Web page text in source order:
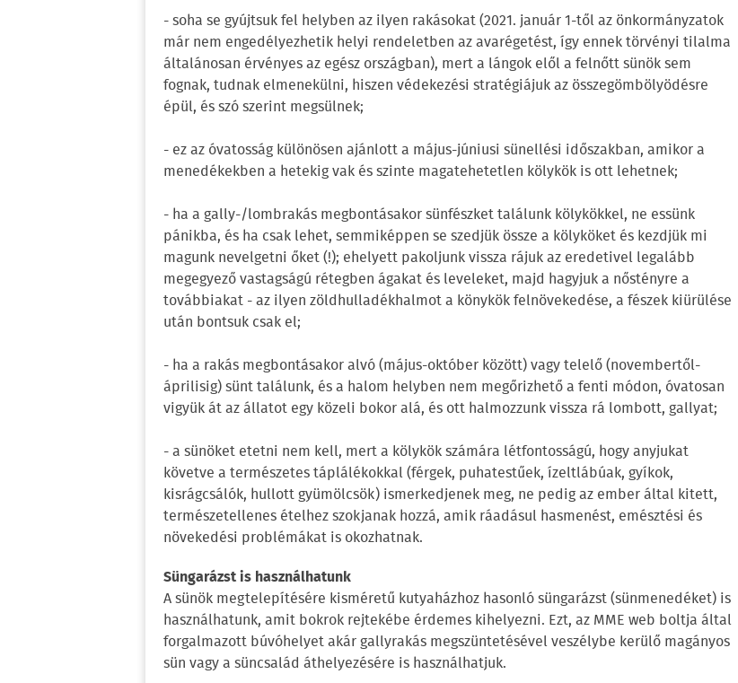
- soha se gyújtsuk fel helyben az ilyen rakásokat (2021. január 1-től az önkormányzatok
már nem engedélyezhetik helyi rendeletben az avarégetést, így ennek törvényi tilalma
általánosan érvényes az egész országban), mert a lángok elől a felnőtt sünök sem
fognak, tudnak elmenekülni, hiszen védekezési stratégiájuk az összegömbölyödésre
épül, és szó szerint megsülnek;
- ez az óvatosság különösen ajánlott a május-júniusi sünellési időszakban, amikor a
menedékekben a hetekig vak és szinte magatehetetlen kölykök is ott lehetnek;
- ha a gally-/lombrakás megbontásakor sünfészket találunk kölykökkel, ne essünk
pánikba, és ha csak lehet, semmiképpen se szedjük össze a kölyköket és kezdjük mi
magunk nevelgetni őket (!); ehelyett pakoljunk vissza rájuk az eredetivel legalább
megegyező vastagságú rétegben ágakat és leveleket, majd hagyjuk a nőstényre a
továbbiakat - az ilyen zöldhulladékhalmot a könykök felnövekedése, a fészek kiürülése
után bontsuk csak el;
- ha a rakás megbontásakor alvó (május-október között) vagy telelő (novembertől-
áprilisig) sünt találunk, és a halom helyben nem megőrizhető a fenti módon, óvatosan
vigyük át az állatot egy közeli bokor alá, és ott halmozzunk vissza rá lombott, gallyat;
- a sünöket etetni nem kell, mert a kölykök számára létfontosságú, hogy anyjukat
követve a természetes táplálékokkal (férgek, puhatestűek, ízeltlábúak, gyíkok,
kisrágcsálók, hullott gyümölcsök) ismerkedjenek meg, ne pedig az ember által kitett,
természetellenes ételhez szokjanak hozzá, amik ráadásul hasmenést, emésztési és
növekedési problémákat is okozhatnak.
Süngarázst is használhatunk
A sünök megtelepítésére kisméretű kutyaházhoz hasonló süngarázst (sünmenedéket) is
használhatunk, amit bokrok rejtekébe érdemes kihelyezni. Ezt, az MME web boltja által
forgalmazott búvóhelyet akár gallyrakás megszüntetésével veszélybe kerülő magányos
sün vagy a süncsalád áthelyezésére is használhatjuk.